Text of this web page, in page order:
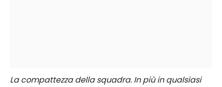
La compattezza della squadra. In più in qualsiasi